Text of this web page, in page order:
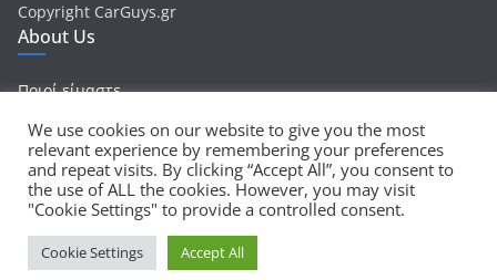
Copyright CarGuys.gr
About Us
Ποιοί είμαστε
Πνευματικά Δικαιώματα © 2026CarGuys. Τα πνευματικά
δικαιώματα προστατεύονται.
Θέμα:ColorMagαπό ThemeGrill. Κατασκευασμένο με
WordPress
We use cookies on our website to give you the most
relevant experience by remembering your preferences
and repeat visits. By clicking “Accept All”, you consent to
the use of ALL the cookies. However, you may visit
"Cookie Settings" to provide a controlled consent.
Cookie Settings Accept All